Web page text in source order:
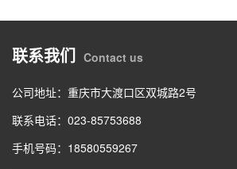
联系我们 Contact us
公司地址：重庆市大渡口区双城路2号
联系电话：023-85753688
手机号码：18580559267